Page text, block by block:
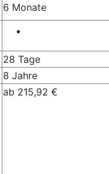
6 Monate
28 Tage
8 Jahre
ab 215,92 €